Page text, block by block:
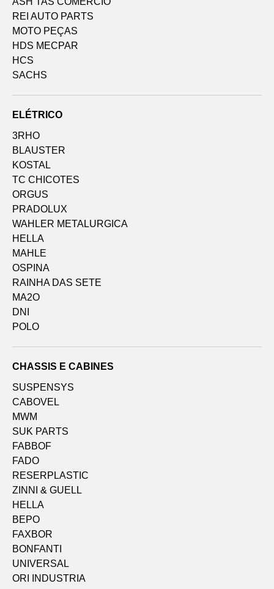
REI AUTO PARTS
MOTO PEÇAS
HDS MECPAR
HCS
SACHS
ELÉTRICO
3RHO
BLAUSTER
KOSTAL
TC CHICOTES
ORGUS
PRADOLUX
WAHLER METALURGICA
HELLA
MAHLE
OSPINA
RAINHA DAS SETE
MA2O
DNI
POLO
CHASSIS E CABINES
SUSPENSYS
CABOVEL
MWM
SUK PARTS
FABBOF
FADO
RESERPLASTIC
ZINNI & GUELL
HELLA
BEPO
FAXBOR
BONFANTI
UNIVERSAL
ORI INDUSTRIA